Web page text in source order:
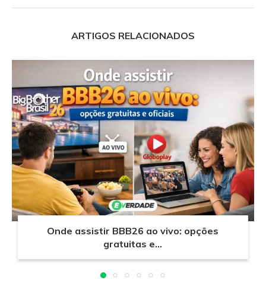
ARTIGOS RELACIONADOS
Onde assistir BBB26 ao vivo: opções
gratuitas e...